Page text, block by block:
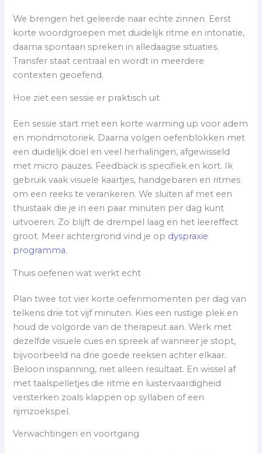
We brengen het geleerde naar echte zinnen. Eerst
korte woordgroepen met duidelijk ritme en intonatie,
daarna spontaan spreken in alledaagse situaties.
Transfer staat centraal en wordt in meerdere
contexten geoefend.
Hoe ziet een sessie er praktisch uit
Een sessie start met een korte warming up voor adem
en mondmotoriek. Daarna volgen oefenblokken met
een duidelijk doel en veel herhalingen, afgewisseld
met micro pauzes. Feedback is specifiek en kort. Ik
gebruik vaak visuele kaartjes, handgebaren en ritmes
om een reeks te verankeren. We sluiten af met een
thuistaak die je in een paar minuten per dag kunt
uitvoeren. Zo blijft de drempel laag en het leereffect
groot. Meer achtergrond vind je op dyspraxie
programma.
Thuis oefenen wat werkt echt
Plan twee tot vier korte oefenmomenten per dag van
telkens drie tot vijf minuten. Kies een rustige plek en
houd de volgorde van de therapeut aan. Werk met
dezelfde visuele cues en spreek af wanneer je stopt,
bijvoorbeeld na drie goede reeksen achter elkaar.
Beloon inspanning, niet alleen resultaat. En wissel af
met taalspelletjes die ritme en luistervaardigheid
versterken zoals klappen op syllaben of een
rijmzoekspel.
Verwachtingen en voortgang